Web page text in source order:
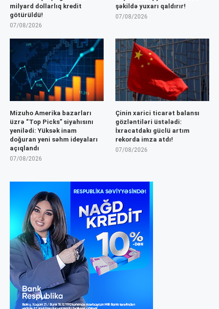
milyard dollarlıq kredit
götürüldü!
07/08/2026
şəkildə yuxarı qaldırır!
07/08/2026
Mizuho Amerika bazarları
üzrə “Top Picks” siyahısını
yenilədi: Yüksək inam
doğuran yeni səhm ideyaları
açıqlandı
07/08/2026
Çinin xarici ticarət balansı
gözləntiləri üstələdi:
İxracatdakı güclü artım
rekorda imza atdı!
07/08/2026